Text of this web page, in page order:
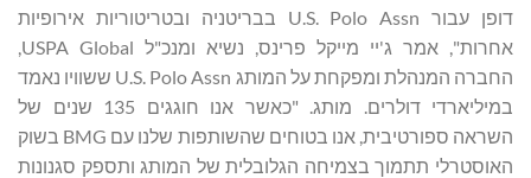
דופן עבור U.S. Polo Assn בבריטניה ובטריטוריות אירופיות
החברה המנהלת ומפקחת על המותג U.S. Polo Assn ששוויו נאמד
במיליארדי דולרים. מותג. "כאשר אנו חוגגים 135 שנים של
השראה ספורטיבית, אנו בטוחים שהשותפות שלנו עם BMG בשוק
האוסטרלי תתמוך בצמיחה הגלובלית של המותג ותספק סגנונות